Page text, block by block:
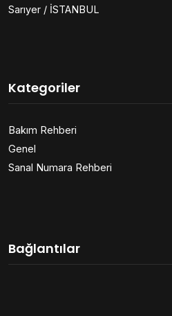
Sarıyer / İSTANBUL
Kategoriler
Bakım Rehberi
Genel
Sanal Numara Rehberi
Bağlantılar